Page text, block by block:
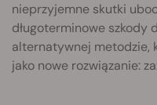
nieprzyjemne skutki
długoterminowe szkody
alternatywnej metodzie,
jako nowe rozwiązanie: